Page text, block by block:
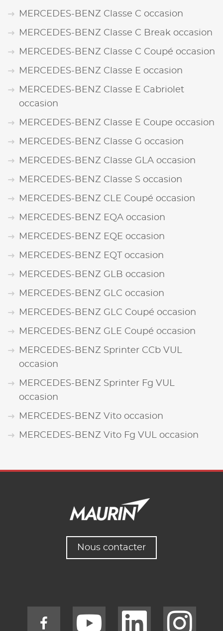
MERCEDES-BENZ Classe C occasion
MERCEDES-BENZ Classe C Break occasion
MERCEDES-BENZ Classe C Coupé occasion
MERCEDES-BENZ Classe E occasion
MERCEDES-BENZ Classe E Cabriolet
occasion
MERCEDES-BENZ Classe E Coupe occasion
MERCEDES-BENZ Classe G occasion
MERCEDES-BENZ Classe GLA occasion
MERCEDES-BENZ Classe S occasion
MERCEDES-BENZ CLE Coupé occasion
MERCEDES-BENZ EQA occasion
MERCEDES-BENZ EQE occasion
MERCEDES-BENZ EQT occasion
MERCEDES-BENZ GLB occasion
MERCEDES-BENZ GLC occasion
MERCEDES-BENZ GLC Coupé occasion
MERCEDES-BENZ GLE Coupé occasion
MERCEDES-BENZ Sprinter CCb VUL
occasion
MERCEDES-BENZ Sprinter Fg VUL
occasion
MERCEDES-BENZ Vito occasion
MERCEDES-BENZ Vito Fg VUL occasion
Nous contacter